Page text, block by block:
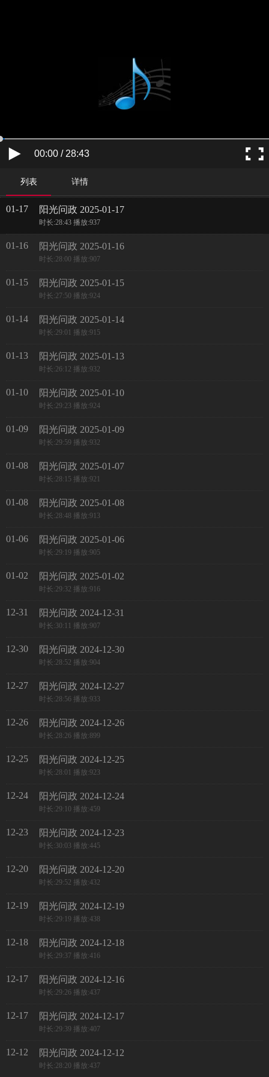
00:00 / 28:43
列表 详情
01-17 阳光问政 2025-01-17
时长:28:43 播放:937
01-16 阳光问政 2025-01-16
时长:28:00 播放:907
01-15 阳光问政 2025-01-15
时长:27:50 播放:924
01-14 阳光问政 2025-01-14
时长:29:01 播放:915
01-13 阳光问政 2025-01-13
时长:26:12 播放:932
01-10 阳光问政 2025-01-10
时长:29:23 播放:924
01-09 阳光问政 2025-01-09
时长:29:59 播放:932
01-08 阳光问政 2025-01-07
时长:28:15 播放:921
01-08 阳光问政 2025-01-08
时长:28:48 播放:913
01-06 阳光问政 2025-01-06
时长:29:19 播放:905
01-02 阳光问政 2025-01-02
时长:29:32 播放:916
12-31 阳光问政 2024-12-31
时长:30:11 播放:907
12-30 阳光问政 2024-12-30
时长:28:52 播放:904
12-27 阳光问政 2024-12-27
时长:28:56 播放:933
12-26 阳光问政 2024-12-26
时长:28:26 播放:899
12-25 阳光问政 2024-12-25
时长:28:01 播放:923
12-24 阳光问政 2024-12-24
时长:29:10 播放:459
12-23 阳光问政 2024-12-23
时长:30:03 播放:445
12-20 阳光问政 2024-12-20
时长:29:52 播放:432
12-19 阳光问政 2024-12-19
时长:29:19 播放:438
12-18 阳光问政 2024-12-18
时长:29:37 播放:416
12-17 阳光问政 2024-12-16
时长:29:26 播放:437
12-17 阳光问政 2024-12-17
时长:29:39 播放:407
12-12 阳光问政 2024-12-12
时长:28:20 播放:437